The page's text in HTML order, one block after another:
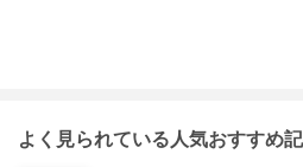
よく見られている人気おすすめ